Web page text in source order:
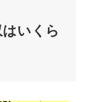
いくら